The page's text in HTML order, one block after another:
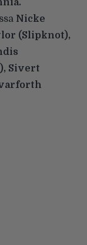
Nicke
(Slipknot),
Sivert